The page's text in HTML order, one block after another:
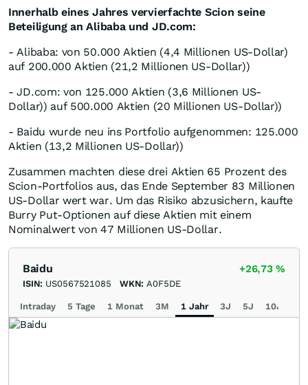
Innerhalb eines Jahres vervierfachte Scion seine
Beteiligung an Alibaba und JD.com:
- Alibaba: von 50.000 Aktien (4,4 Millionen US-Dollar)
auf 200.000 Aktien (21,2 Millionen US-Dollar))
- JD.com: von 125.000 Aktien (3,6 Millionen US-
Dollar)) auf 500.000 Aktien (20 Millionen US-Dollar))
- Baidu wurde neu ins Portfolio aufgenommen: 125.000
Aktien (13,2 Millionen US-Dollar))
Zusammen machten diese drei Aktien 65 Prozent des
Scion-Portfolios aus, das Ende September 83 Millionen
US-Dollar wert war. Um das Risiko abzusichern, kaufte
Burry Put-Optionen auf diese Aktien mit einem
Nominalwert von 47 Millionen US-Dollar.
Baidu +26,73%
ISIN: US0567521085 WKN: A0F5DE
Intraday 5 Tage 1 Monat 3M 1 Jahr 3J 5J 10J